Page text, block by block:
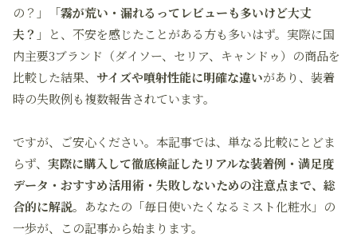
の？」「霧が荒い・漏れるってレビューも多いけど大丈
夫？ 」と、不安を感じたことがある方も多いはず。実際に国
内主要3ブランド（ダイソー、セリア、キャンドゥ）の商品を
比較した結果、 サイズや噴射性能に明確な違いがあり、装着
時の失敗例も複数報告されています。
ですが、ご安心ください。本記事では、単なる比較にとどま
らず、 実際に購入して徹底検証したリアルな装着例・満足度
データ・おすすめ活用術・失敗しないための注意点まで、総
合的に解説。あなたの「毎日使いたくなるミスト化粧水」の
一歩が、この記事から始まります。